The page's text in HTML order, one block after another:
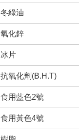
冬綠油
氧化鋅
冰片
抗氧化劑(B.H.T)
食用藍色2號
食用黃色4號